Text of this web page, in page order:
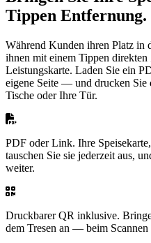
Tippen Entfernung.
Während Kunden ihren Platz in
ihnen mit einem Tippen
Leistungskarte. Laden Sie ein
eigene Seite — und drucken Sie
Tische oder Ihre Tür.
PDF oder Link. Ihre
tauschen Sie sie jederzeit aus,
weiter.
Druckbarer QR inklusive.
dem Tresen an — beim Scannen